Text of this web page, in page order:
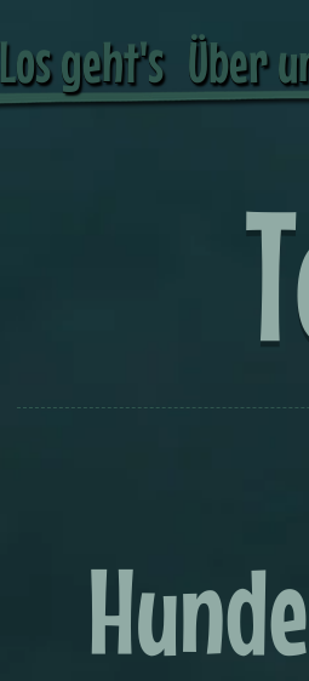
Los geht's Über